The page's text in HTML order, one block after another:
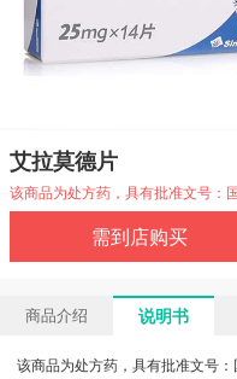
艾拉莫德片
该商品为处方药，具有批准文号：
需到店购买
商品介绍 说明书
该商品为处方药，具有批准文号